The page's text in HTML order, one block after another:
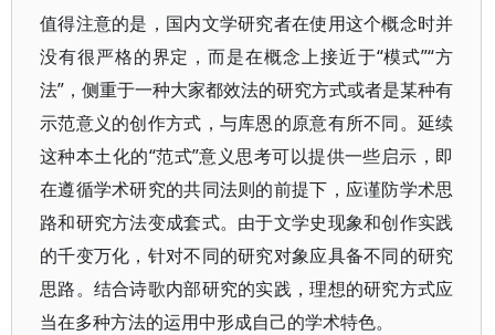
值得注意的是，国内文学研究者在使用这个概念时并
没有很严格的界定，而是在概念上接近于“模式”“方
法”，侧重于一种大家都效法的研究方式或者是某种有
示范意义的创作方式，与库恩的原意有所不同。延续
这种本土化的“范式”意义思考可以提供一些启示，即
在遵循学术研究的共同法则的前提下，应谨防学术思
路和研究方法变成套式。由于文学史现象和创作实践
的千变万化，针对不同的研究对象应具备不同的研究
思路。结合诗歌内部研究的实践，理想的研究方式应
当在多种方法的运用中形成自己的学术特色。